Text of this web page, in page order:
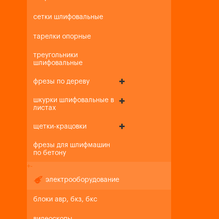
сетки шлифовальные
тарелки опорные
треугольники
шлифовальные
фрезы по дереву
шкурки шлифовальные в
листах
щетки-крацовки
фрезы для шлифмашин
по бетону
+-
электрооборудование
блоки авр, бкз, бкс